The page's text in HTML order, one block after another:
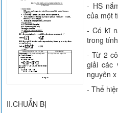
- HS
của một
- Có kĩ
trong
- Từ 2
giải các
nguyên
- Thể
II.CHUẨN BỊ